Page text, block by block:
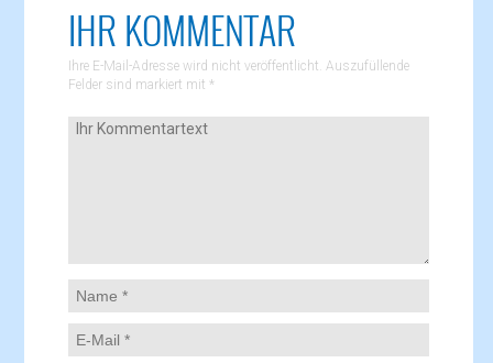
IHR KOMMENTAR
Ihre E-Mail-Adresse wird nicht veröffentlicht. Auszufüllende
Felder sind markiert mit *